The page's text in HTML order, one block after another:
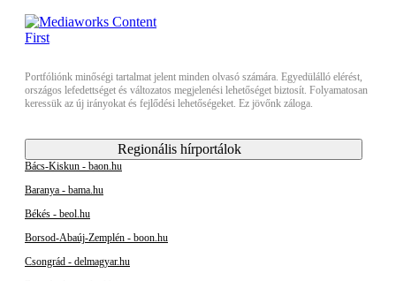
Portfóliónk minőségi tartalmat jelent minden olvasó számára. Egyedülálló elérést,
országos lefedettséget és változatos megjelenési lehetőséget biztosít. Folyamatosan
keressük az új irányokat és fejlődési lehetőségeket. Ez jövőnk záloga.
Regionális hírportálok
Bács-Kiskun - baon.hu
Baranya - bama.hu
Békés - beol.hu
Borsod-Abaúj-Zemplén - boon.hu
Csongrád - delmagyar.hu